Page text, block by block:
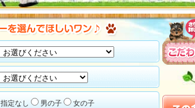
指定なし 男の子 女の子